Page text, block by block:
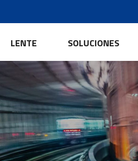
LENTE SOLUCIONES